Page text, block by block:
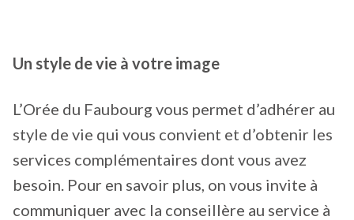
Un style de vie à votre image
L’Orée du Faubourg vous permet d’adhérer au
style de vie qui vous convient et d’obtenir les
services complémentaires dont vous avez
besoin. Pour en savoir plus, on vous invite à
communiquer avec la conseillère au service à